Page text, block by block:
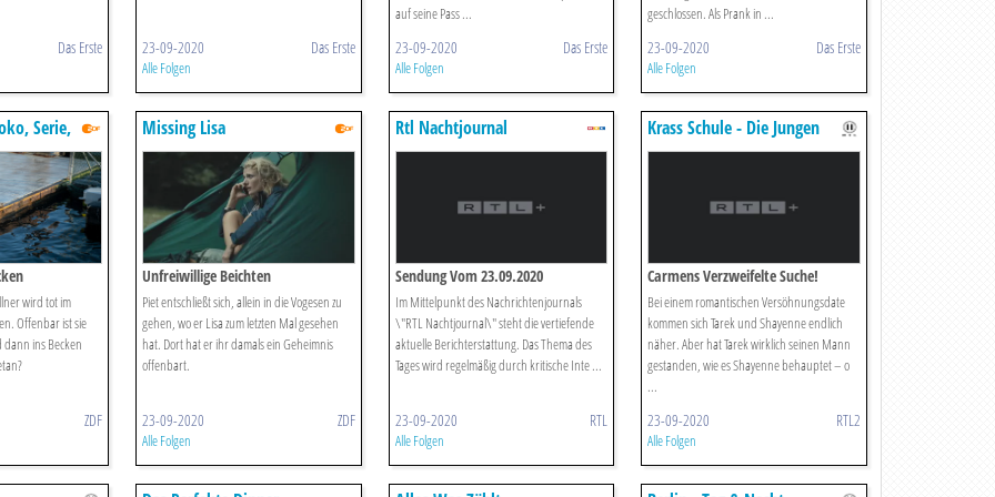
Das Erste 23-09-2020 Das Erste
Alle Folgen
auf seine Pass ...
23-09-2020 Das Erste
Alle Folgen
geschlossen. Als Prank in ...
23-09-2020 Das Erste
Alle Folgen
Serie,
wird tot im
Offenbar ist sie
ins Becken
ZDF
Missing Lisa
Unfreiwillige Beichten
Piet entschließt sich, allein in die Vogesen zu
gehen, wo er Lisa zum letzten Mal gesehen
hat. Dort hat er ihr damals ein Geheimnis
offenbart.
23-09-2020 ZDF
Alle Folgen
Rtl Nachtjournal
Sendung Vom 23.09.2020
Im Mittelpunkt des Nachrichtenjournals
\"RTL Nachtjournal\" steht die vertiefende
aktuelle Berichterstattung. Das Thema des
Tages wird regelmäßig durch kritische Inte ...
23-09-2020 RTL
Alle Folgen
Krass Schule - Die Jungen
Lehrer
Carmens Verzweifelte Suche!
Bei einem romantischen Versöhnungsdate
kommen sich Tarek und Shayenne endlich
näher. Aber hat Tarek wirklich seinen Mann
gestanden, wie es Shayenne behauptet – o
...
23-09-2020 RTL2
Alle Folgen